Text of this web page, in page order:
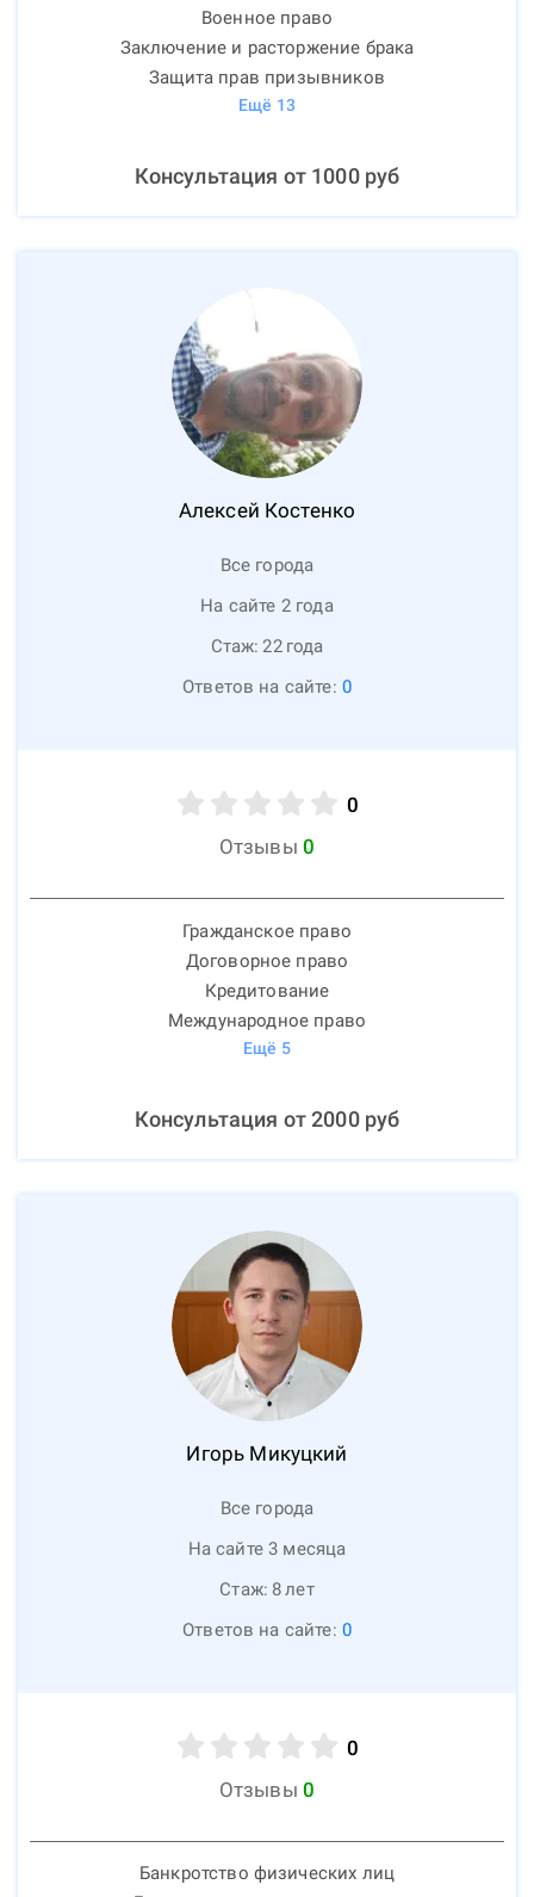
Военное право
Заключение и расторжение брака
Защита прав призывников
Ещё 13
Консультация от 1000руб
Алексей Костенко
Все города
На сайте 2 года
Стаж: 22 года
Ответов на сайте: 0
0
Отзывы 0
Гражданское право
Договорное право
Кредитование
Международное право
Ещё 5
Консультация от2000руб
Игорь Микуцкий
Все города
На сайте 3 месяца
Стаж: 8лет
Ответов на сайте: 0
0
Отзывы 0
Банкротство физических лиц